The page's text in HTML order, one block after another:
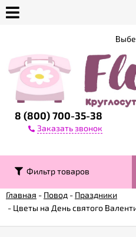
магазине
Доставка
Контакты
Возврат
8 (800) 700-35-38
Заказать звонок
Фильтр товаров
Главная - Повод - Праздники
- Цветы на День святого